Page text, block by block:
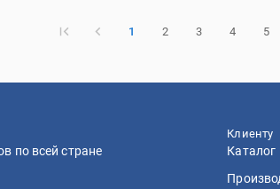
1 2 3 4 5
по всей стране
Клиенту
Каталог